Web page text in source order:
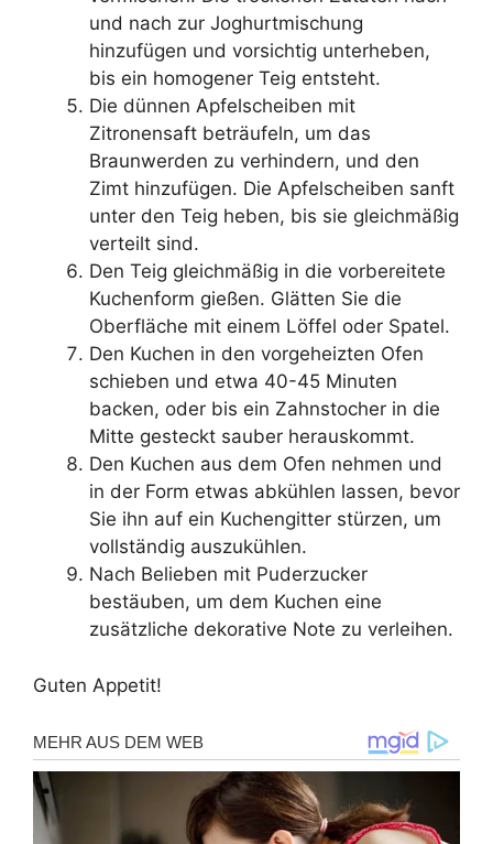
und nach zur Joghurtmischung
hinzufügen und vorsichtig unterheben,
bis ein homogener Teig entsteht.
Die dünnen Apfelscheiben mit
Zitronensaft beträufeln, um das
Braunwerden zu verhindern, und den
Zimt hinzufügen. Die Apfelscheiben sanft
unter den Teig heben, bis sie gleichmäßig
verteilt sind.
Den Teig gleichmäßig in die vorbereitete
Kuchenform gießen. Glätten Sie die
Oberfläche mit einem Löffel oder Spatel.
Den Kuchen in den vorgeheizten Ofen
schieben und etwa 40-45 Minuten
backen, oder bis ein Zahnstocher in die
Mitte gesteckt sauber herauskommt.
Den Kuchen aus dem Ofen nehmen und
in der Form etwas abkühlen lassen, bevor
Sie ihn auf ein Kuchengitter stürzen, um
vollständig auszukühlen.
Nach Belieben mit Puderzucker
bestäuben, um dem Kuchen eine
zusätzliche dekorative Note zu verleihen.
Guten Appetit!